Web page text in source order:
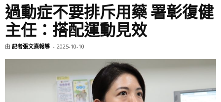
過動症不要排斥用藥 署彰復健
主任：搭配運動見效
由 記者張文熹報導 - 2025-10-10